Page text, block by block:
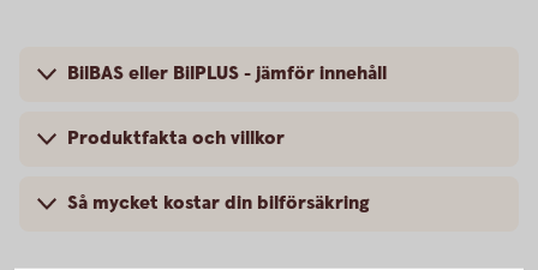
BilBAS eller BilPLUS - jämför innehåll
Produktfakta och villkor
Så mycket kostar din bilförsäkring